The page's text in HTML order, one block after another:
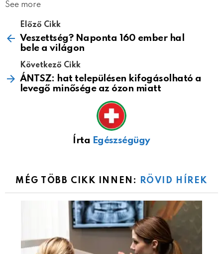
See more
Előző Cikk
Veszettség? Naponta 160 ember hal
bele a világon
Következő Cikk
ÁNTSZ: hat településen kifogásolható a
levegő minősége az ózon miatt
Írta Egészségügy
MÉG TÖBB CIKK INNEN: RÖVID HÍREK